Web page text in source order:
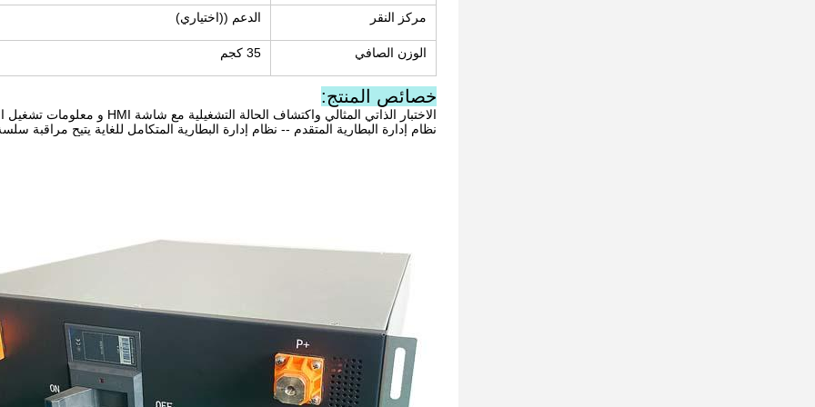
مركز النقر الدعم ((اختياري)
الوزن الصافي 35 كجم
خصائص المنتج:
الاختبار الذاتي المثالي واكتشاف الحالة التشغيلية مع شاشة HMI و معلومات تشغيل النظام في لمحة
نظام إدارة البطارية المتقدم -- نظام إدارة البطارية المتكامل للغاية يتيح مراقبة